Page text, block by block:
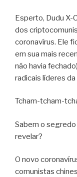
Esperto, Dudu X-
dos
coronavírus. Ele
em sua mais
não havia
radicais líderes
Tcham-tcham-
Sabem o
revelar?
O novo
comunistas